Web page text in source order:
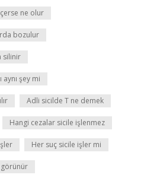
ne olur
bozulur
silinir
aynı şey mi
Adli sicilde T ne demek
Hangi cezalar sicile işlenmez
Her suç sicile işler mi
görünür